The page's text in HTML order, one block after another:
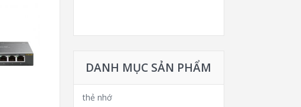
DANH MỤC SẢN PHẨM
thẻ nhớ